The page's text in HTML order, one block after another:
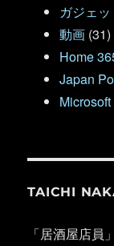
ガジェ
動画 (31)
Home
Japan
TAICHI
「居酒屋店